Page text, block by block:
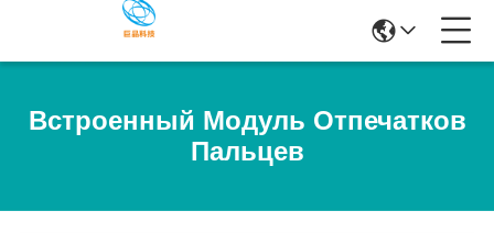
Встроенный Модуль Отпечатков
Пальцев